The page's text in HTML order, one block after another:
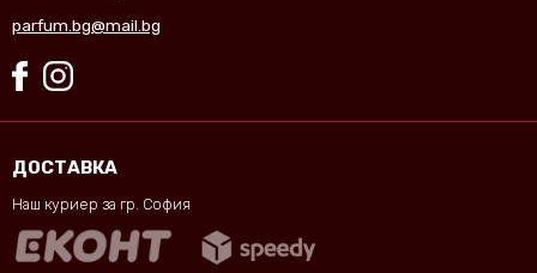
parfum.bg@mail.bg
ДОСТАВКА
Наш куриер за гр. София